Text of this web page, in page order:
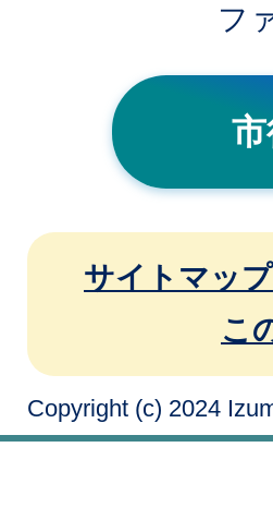
フ
サイトマップ
こ
Copyright (c) 2024